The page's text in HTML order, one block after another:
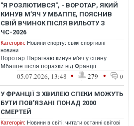
"Я РОЗЛЮТИВСЯ", - ВОРОТАР, ЯКИЙ
КИНУВ М’ЯЧ У МБАППЕ, ПОЯСНИВ
СВІЙ ВЧИНОК ПІСЛЯ ВИЛЬОТУ З
ЧС-2026
Категорія: Новини спорту: свіжі спортивні
новини
Воротар Парагваю кинув м'яч у спину
Мбаппе після поразки від Франції
05.07.2026, 13:48 • 279 • 0
У ФРАНЦІЇ З ХВИЛЕЮ СПЕКИ МОЖУТЬ
БУТИ ПОВ’ЯЗАНІ ПОНАД 2000
СМЕРТЕЙ
Категорія: Новини в світі: читати останні світові